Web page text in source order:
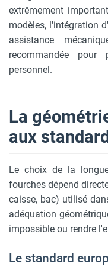
extrêmement
modèles, l'intégration
assistance
recommandée pour
personnel.
La
aux
Le choix de la
fourches dépend
caisse, bac) utilisé
adéquation
impossible ou rendre
Le standard